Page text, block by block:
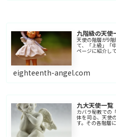
九階級の天使
天使の階層が9
て、「上級」「
ページに紹介し
eighteenth-angel.com
九大天使一覧
カバラ秘教での
体を司る、天使
す。その各階層
使」で9名いる